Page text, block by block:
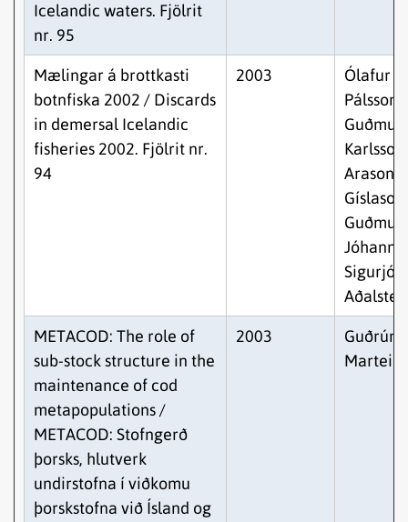
Icelandic waters. Fjölrit
nr. 95
Mælingar á brottkasti
botnfiska 2002 / Discards
in demersal Icelandic
fisheries 2002. Fjölrit nr.
94
2003
Ólafur K.
Pálsson,
Arason,
Gíslason,
Sigurjón
METACOD: The role of
sub-stock structure in the
maintenance of cod
metapopulations /
METACOD: Stofngerð
þorsks, hlutverk
undirstofna í viðkomu
þorskstofna við Ísland og
2003
Guðrún